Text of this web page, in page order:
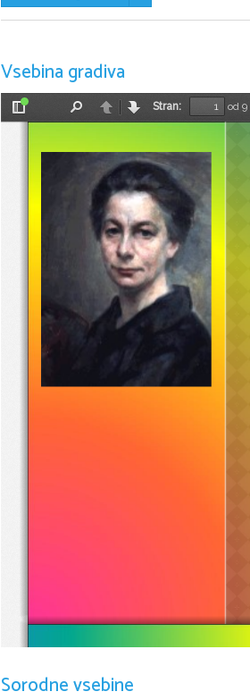
Vsebina gradiva
Preklopi
NazajNaprej
Stran:
od 9
Sorodne vsebine